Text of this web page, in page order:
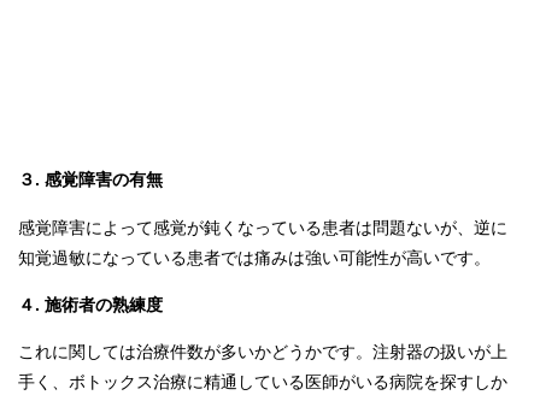
３. 感覚障害の有無
感覚障害によって感覚が鈍くなっている患者は問題ないが、逆に
知覚過敏になっている患者では痛みは強い可能性が高いです。
４. 施術者の熟練度
これに関しては治療件数が多いかどうかです。注射器の扱いが上
手く、ボトックス治療に精通している医師がいる病院を探すしか